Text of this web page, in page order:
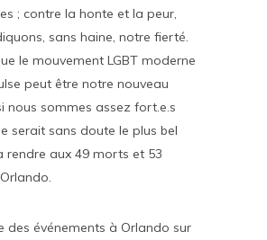
; contre la honte et la peur,
sans haine, notre fierté.
le mouvement LGBT moderne
peut être notre nouveau
nous sommes assez fort.e.s
serait sans doute le plus bel
rendre aux 49 morts et 53
des événements à Orlando sur